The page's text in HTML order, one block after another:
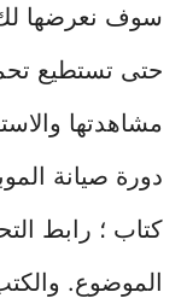
حتى تستطيع
مشاهدتها
دورة صيانة
كتاب ؛ رابط
الموضوع.